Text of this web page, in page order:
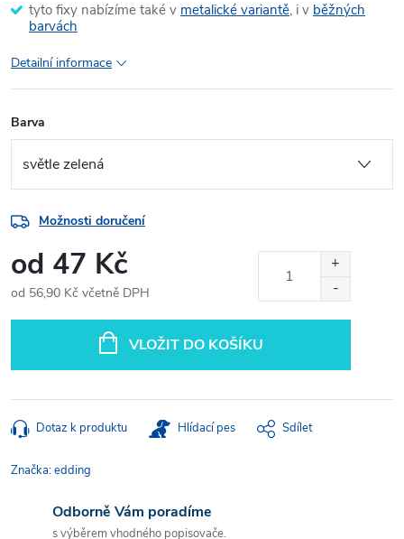
tyto fixy nabízíme také v metalické variantě, i v běžných
barvách
Detailní informace
Barva
Možnosti doručení
od 47 Kč
od 56,90 Kč včetně DPH
VLOŽIT DO KOŠÍKU
Dotaz k produktu Hlídací pes Sdílet
Značka:edding
Odborně Vám poradíme
s výběrem vhodného popisovače.